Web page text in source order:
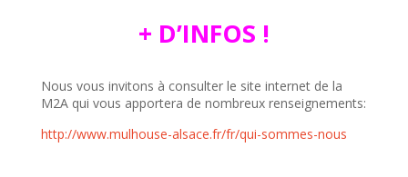
+ D’INFOS !
Nous vous invitons à consulter le site internet de la
M2A qui vous apportera de nombreux renseignements:
http://www.mulhouse-alsace.fr/fr/qui-sommes-nous